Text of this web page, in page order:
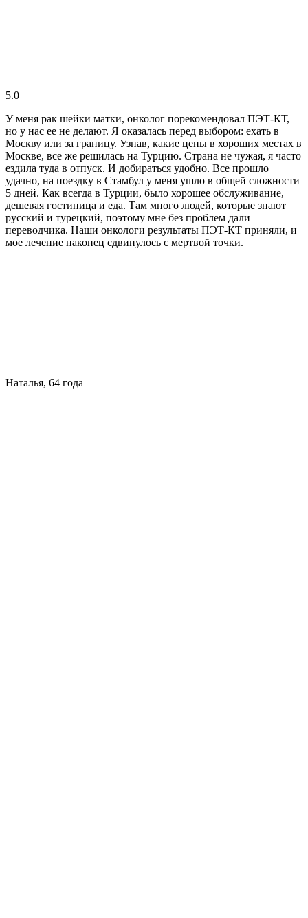
5.0
У меня рак шейки матки, онколог порекомендовал ПЭТ-КТ,
но у нас ее не делают. Я оказалась перед выбором: ехать в
Москву или за границу. Узнав, какие цены в хороших местах в
Москве, все же решилась на Турцию. Страна не чужая, я часто
ездила туда в отпуск. И добираться удобно. Все прошло
удачно, на поездку в Стамбул у меня ушло в общей сложности
5 дней. Как всегда в Турции, было хорошее обслуживание,
дешевая гостиница и еда. Там много людей, которые знают
русский и турецкий, поэтому мне без проблем дали
переводчика. Наши онкологи результаты ПЭТ-КТ приняли, и
мое лечение наконец сдвинулось с мертвой точки.
Наталья, 64 года